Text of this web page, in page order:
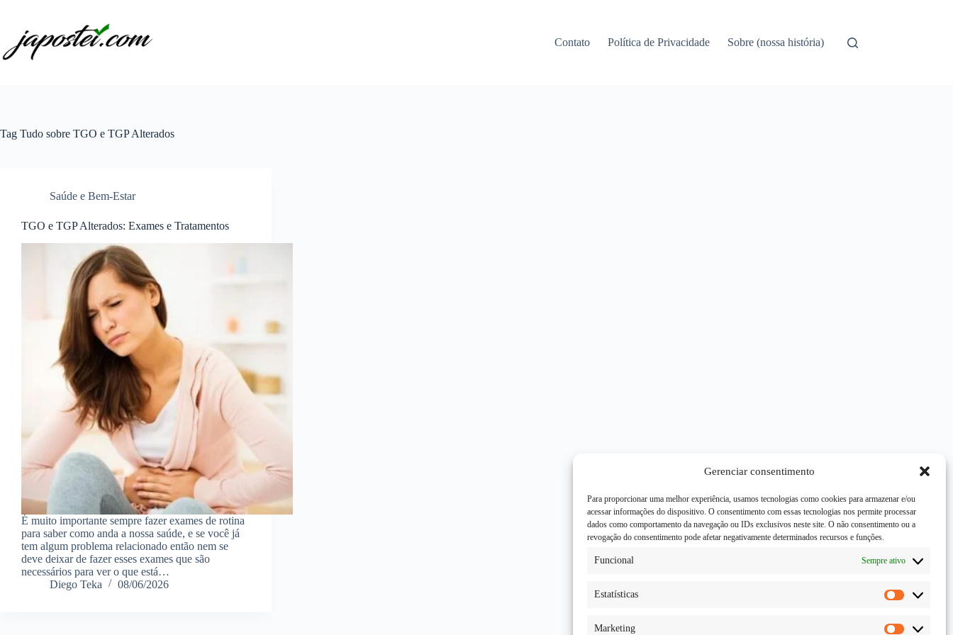
Gerenciar consentimento
Para proporcionar uma melhor experiência, usamos tecnologias como cookies para armazenar e/ou
acessar informações do dispositivo. O consentimento com essas tecnologias nos permite processar
dados como comportamento da navegação ou IDs exclusivos neste site. O não consentimento ou a
revogação do consentimento pode afetar negativamente determinados recursos e funções.
Funcional Sempre ativo
Estatísticas Estatísticas
Marketing
conteúdo
Contato Política de Privacidade Sobre (nossa história)
Tag Tudo sobre TGO e TGP Alterados
Saúde e Bem-Estar
TGO e TGP Alterados: Exames e Tratamentos
É muito importante sempre fazer exames de rotina
para saber como anda a nossa saúde, e se você já
tem algum problema relacionado então nem se
deve deixar de fazer esses exames que são
necessários para ver o que está…
Diego Teka
08/06/2026